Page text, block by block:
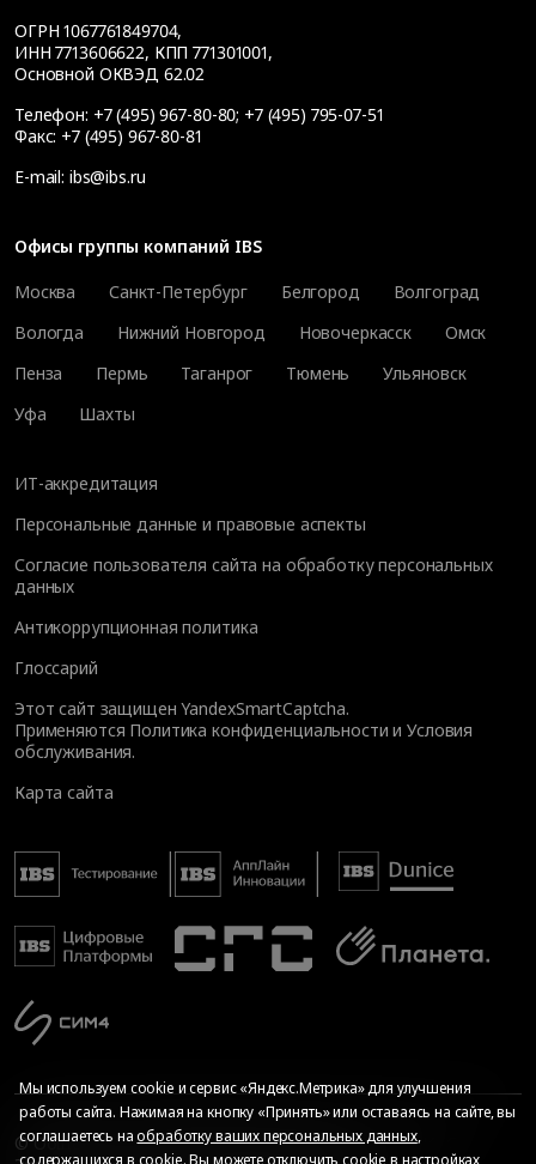
ОГРН 1067761849704,
ИНН 7713606622, КПП 771301001,
Основной ОКВЭД 62.02
Телефон: +7 (495) 967-80-80; +7 (495) 795-07-51
Факс: +7 (495) 967-80-81
E-mail: ibs@ibs.ru
Офисы группы компаний IBS
Москва
Санкт-Петербург Белгород
Волгоград
Вологда
Нижний Новгород Новочеркасск
Омск
Пенза
Пермь Таганрог Тюмень
Ульяновск
Уфа
Шахты
ИТ-аккредитация
Персональные данные и правовые аспекты
Согласие пользователя сайта на обработку персональных
данных
Антикоррупционная политика
Глоссарий
Этот сайт защищен YandexSmartCaptcha.
Применяются Политика конфиденциальности иУсловия
обслуживания.
Карта сайта
© Общество с ограниченной ответственностью «ИБС
Мы используем cookie и сервис «Яндекс.Метрика» для улучшения
работы сайта. Нажимая на кнопку «Принять» или оставаясь на сайте, вы
соглашаетесь наобработку ваших персональных данных,
содержащихся в cookie. Вы можете отключить cookie в настройках